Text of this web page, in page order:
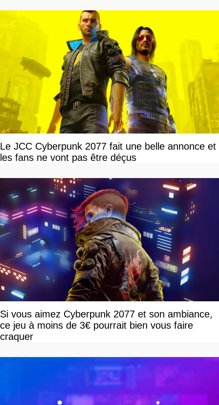
Le JCC Cyberpunk 2077 fait une belle annonce et
les fans ne vont pas être déçus
Si vous aimez Cyberpunk 2077 et son ambiance,
ce jeu à moins de 3€ pourrait bien vous faire
craquer